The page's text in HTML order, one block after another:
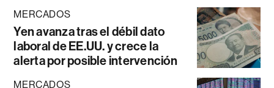
MERCADOS
Yen avanza tras el débil dato
laboral de EE.UU. y crece la
alerta por posible intervención
MERCADOS